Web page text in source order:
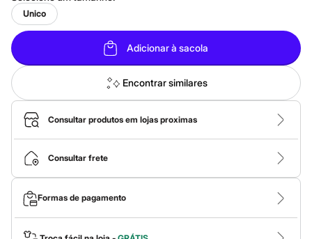
Feminino
Em alta
Inverno
Alfaiataria
Novidades
Roupas
Blusas e Camisetas
Básicos
Calças
Casacos e Jaquetas
Jeans
Macacões
Saias
Shorts e Bermudas
Vestidos
Acessórios
Bolsas
Bonés e Chapéus
Unico
Adicionar à sacola
Encontrar similares
Consultar produtos em lojas proximas
Consultar frete
Formas de pagamento